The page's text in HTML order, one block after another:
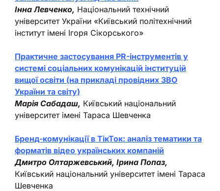
Інна Левченко, Національний технічний
університет України «Київський політехнічний
інститут імені Ігоря Сікорського»
Практичне застосування PR-інструментів у
системі соціальних комунікацій інституцій
вищої освіти (на прикладі провідних ЗВО
України та світу)
Марія Сабадаш, Київський національний
університет імені Тараса Шевченка
Бренд-комунікації в ТікТок: аналіз тематики та
форматів відео українських компаній
Дмитро Олтаржевський, Ірина Попаз,
Київський національний університет імені Тараса
Шевченка